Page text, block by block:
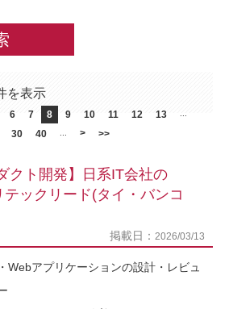
を表示
6 7 8 9 10 11 12 13
30 40 > >>
クト開発】日系IT会社の
ックリード(タイ・バンコ
掲載日： 2026/03/13
・Webアプリケーションの設計・レビュ